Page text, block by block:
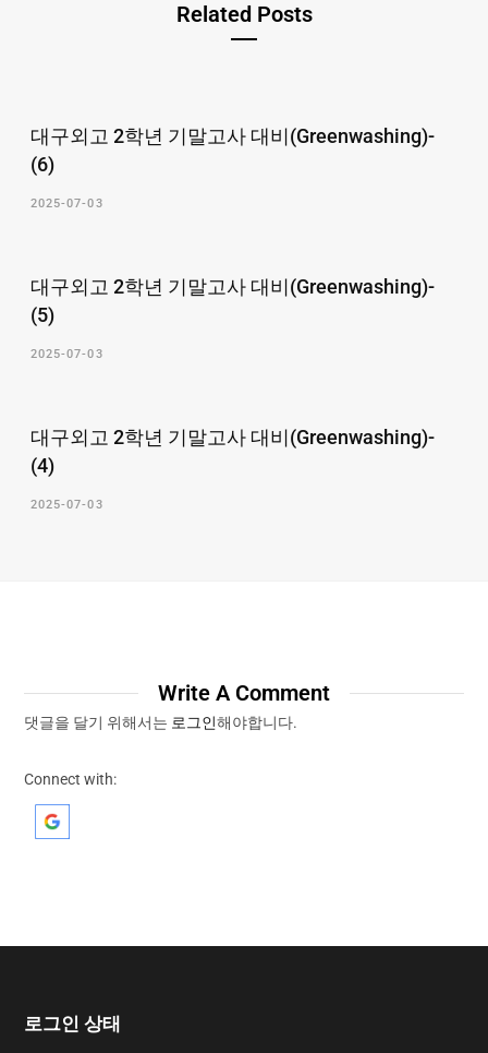
Related Posts
대구외고 2학년 기말고사 대비(Greenwashing)-
(6)
2025-07-03
대구외고 2학년 기말고사 대비(Greenwashing)-
(5)
2025-07-03
대구외고 2학년 기말고사 대비(Greenwashing)-
(4)
2025-07-03
Write A Comment
댓글을 달기 위해서는 로그인해야합니다.
Connect with:
로그인 상태